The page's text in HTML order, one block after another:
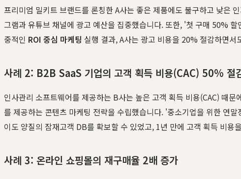
프리미엄 밀키트 브랜드를 론칭한 A사는 좋은 제품에도 불구하고 낮은
그램과 유튜브 채널에 광고 예산을 집중했습니다. 또한, '첫 구매 50%
중적인 ROI 중심 마케팅 실행 결과, A사는 광고 비용을 20% 절감하면
사례 2: B2B SaaS 기업의 고객 획득 비용(CAC) 50% 절
인사관리 소프트웨어를 제공하는 B사는 높은 고객 획득 비용(CAC) 때
를 제공하는 콘텐츠 마케팅 전략을 수립했습니다. '중소기업을 위한 연
이도 양질의 잠재고객 DB를 확보할 수 있었고, 1년 만에 고객 획득 비
사례 3: 온라인 쇼핑몰의 재구매율 2배 증가